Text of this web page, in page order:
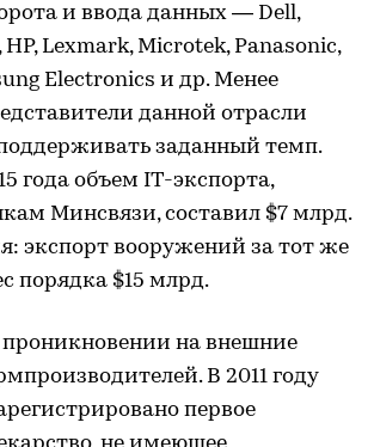
и ввода данных — Dell,
Lexmark, Microtek, Panasonic,
Electronics и др. Менее
данной отрасли
заданный темп.
года объем IT-экспорта,
Минсвязи, составил $7 млрд.
экспорт вооружений за тот же
порядка $15 млрд.
проникновении на внешние
В 2011 году
первое